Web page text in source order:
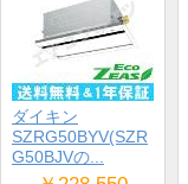
ダイキン
SZRG50BYV(SZR
G50BJVの...